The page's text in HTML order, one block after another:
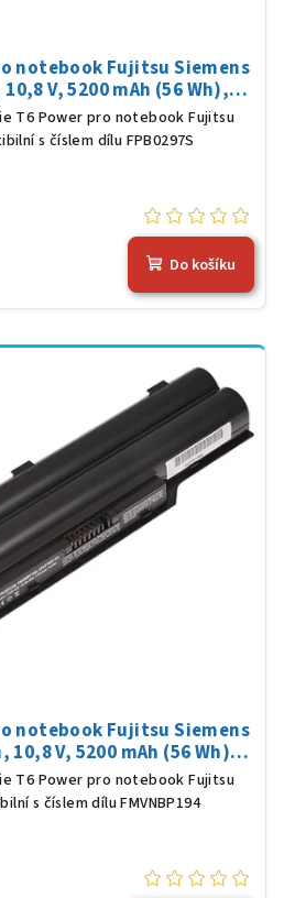
notebook Fujitsu Siemens
V, 5200 mAh (56 Wh),
černá
T6 Power pro notebook Fujitsu
s číslem dílu FPB0297S
Do košíku
notebook Fujitsu Siemens
10,8 V, 5200 mAh (56 Wh),
černá
T6 Power pro notebook Fujitsu
s číslem dílu FMVNBP194